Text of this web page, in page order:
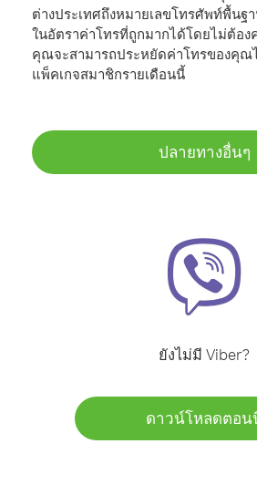
ต่างประเทศถึงหมายเลขโทรศัพท์พื้นฐ
ในอัตราค่าโทรที่ถูกมากได้โดยไม่ต้อง
คุณจะสามารถประหยัดค่าโทรของคุณ
แพ็คเกจสมาชิกรายเดือนนี้
ปลายทางอื่นๆ
ยังไม่มี Viber?
ดาวน์โหลดตอน